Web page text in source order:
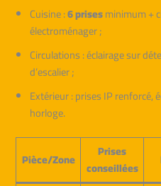
Cuisine :6 prisesminimum +
électroménager ;
Circulations : éclairage sur
d’escalier ;
Extérieur : prises IP renforcé,
horloge.
Pièce/Zone
Prises
conseillées